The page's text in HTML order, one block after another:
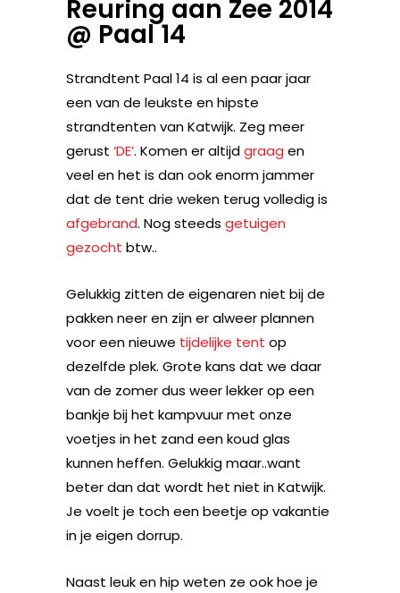
Reuring aan Zee 2014
@ Paal 14
Strandtent Paal 14 is al een paar jaar
een van de leukste en hipste
strandtenten van Katwijk. Zeg meer
gerust ‘DE’. Komen er altijdgraag en
veel en het is dan ook enorm jammer
dat de tent drie weken terug volledig is
afgebrand. Nog steeds getuigen
gezocht btw..
Gelukkig zitten de eigenaren niet bij de
pakken neer en zijn er alweer plannen
voor een nieuwe tijdelijke tent op
dezelfde plek. Grote kans dat we daar
van de zomer dus weer lekker op een
bankje bij het kampvuur met onze
voetjes in het zand een koud glas
kunnen heffen. Gelukkig maar..want
beter dan dat wordt het niet in Katwijk.
Je voelt je toch een beetje op vakantie
in je eigen dorrup.
Naast leuk en hip weten ze ook hoe je